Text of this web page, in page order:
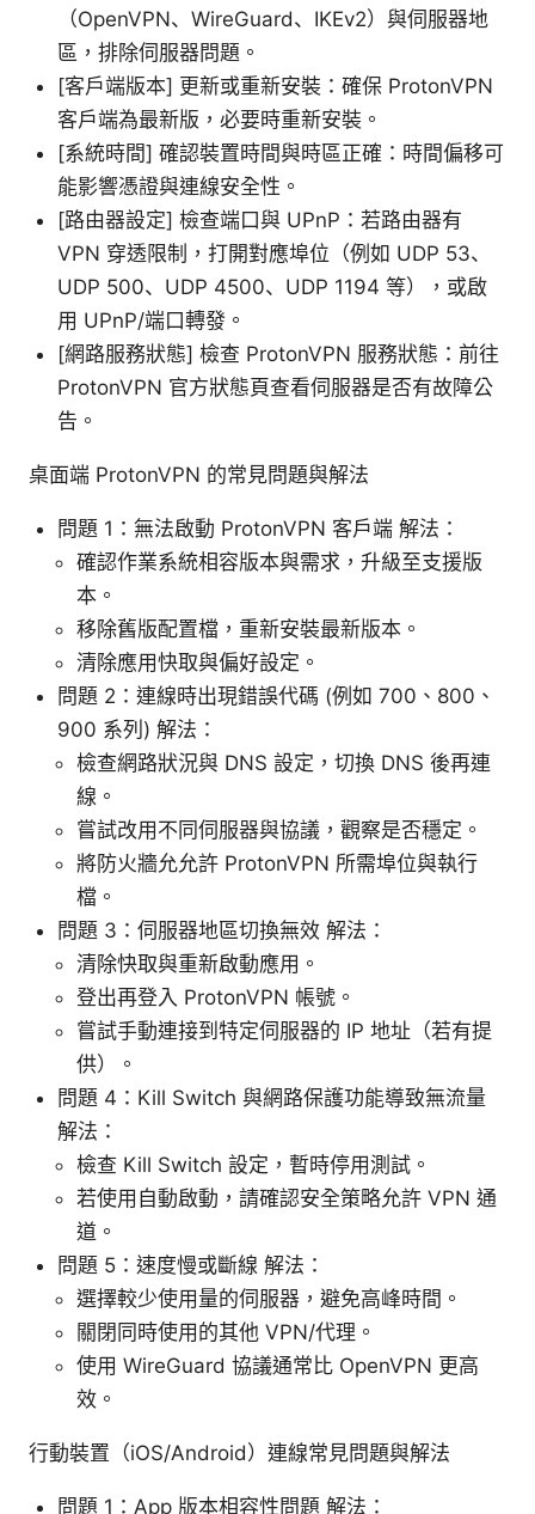
（OpenVPN、WireGuard、IKEv2）與伺服器地
區，排除伺服器問題。
[客戶端版本] 更新或重新安裝：確保 ProtonVPN
客戶端為最新版，必要時重新安裝。
[系統時間] 確認裝置時間與時區正確：時間偏移可
能影響憑證與連線安全性。
[路由器設定] 檢查端口與 UPnP：若路由器有
VPN 穿透限制，打開對應埠位（例如 UDP 53、
UDP 500、UDP 4500、UDP 1194 等），或啟
用 UPnP/端口轉發。
[網路服務狀態] 檢查 ProtonVPN 服務狀態：前往
ProtonVPN 官方狀態頁查看伺服器是否有故障公
告。
桌面端 ProtonVPN 的常見問題與解法
問題 1：無法啟動 ProtonVPN 客戶端 解法：
確認作業系統相容版本與需求，升級至支援版
本。
移除舊版配置檔，重新安裝最新版本。
清除應用快取與偏好設定。
問題 2：連線時出現錯誤代碼 (例如 700、800、
900 系列) 解法：
檢查網路狀況與 DNS 設定，切換 DNS 後再連
線。
嘗試改用不同伺服器與協議，觀察是否穩定。
將防火牆允允許 ProtonVPN 所需埠位與執行
檔。
問題 3：伺服器地區切換無效 解法：
清除快取與重新啟動應用。
登出再登入 ProtonVPN 帳號。
嘗試手動連接到特定伺服器的 IP 地址（若有提
供）。
問題 4：Kill Switch 與網路保護功能導致無流量
解法：
檢查 Kill Switch 設定，暫時停用測試。
若使用自動啟動，請確認安全策略允許 VPN 通
道。
問題 5：速度慢或斷線 解法：
選擇較少使用量的伺服器，避免高峰時間。
關閉同時使用的其他 VPN/代理。
使用 WireGuard 協議通常比 OpenVPN 更高
效。
行動裝置（iOS/Android）連線常見問題與解法
問題 1：App 版本相容性問題 解法：